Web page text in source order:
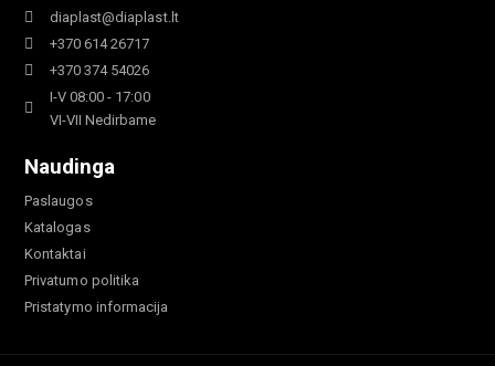
diaplast@diaplast.lt
+370 614 26717
+370 374 54026
I-V 08:00 - 17:00
VI-VII Nedirbame
Naudinga
Paslaugos
Katalogas
Kontaktai
Privatumo politika
Pristatymo informacija